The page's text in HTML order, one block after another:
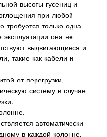
высоты гусениц и
при любой
требуется только одна
эксплуатации она не
выдвигающиеся и
такие как кабели и
от перегрузки,
систему в случае
автоматически
в каждой колонне,